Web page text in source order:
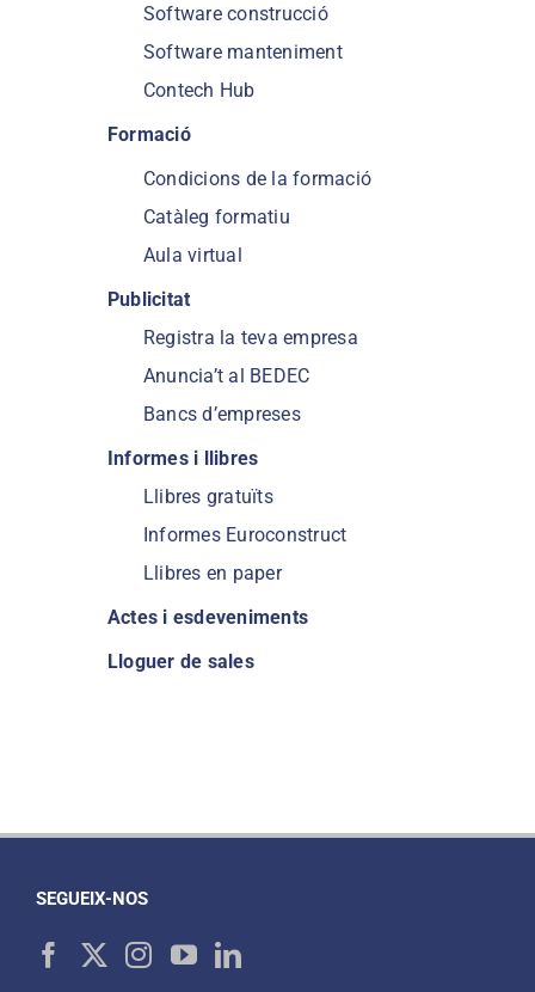
Software construcció
Software manteniment
Contech Hub
Formació
Condicions de la formació
Catàleg formatiu
Aula virtual
Publicitat
Registra la teva empresa
Anuncia’t al BEDEC
Bancs d’empreses
Informes i llibres
Llibres gratuïts
Informes Euroconstruct
Llibres en paper
Actes i esdeveniments
Lloguer de sales
SEGUEIX-NOS